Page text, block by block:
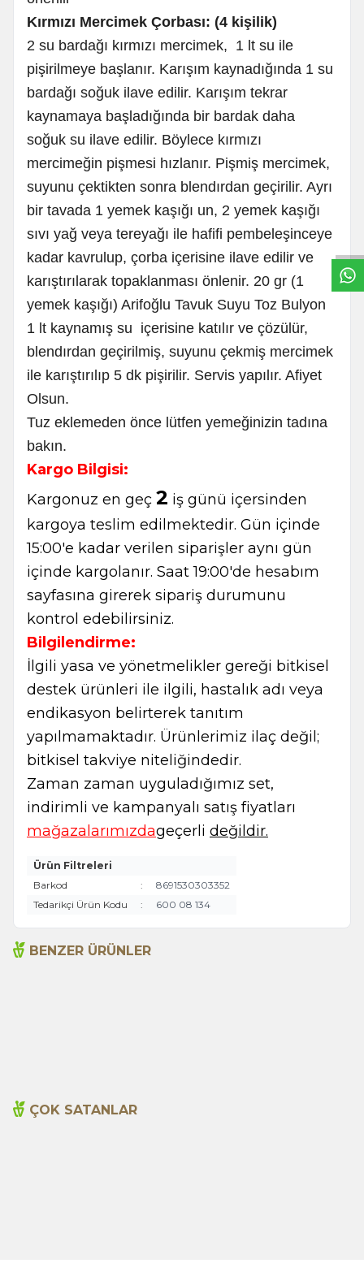
Kırmızı Mercimek Çorbası: (4 kişilik)
2 su bardağı kırmızı mercimek, 1 lt su ile
pişirilmeye başlanır. Karışım kaynadığında 1 su
bardağı soğuk ilave edilir. Karışım tekrar
kaynamaya başladığında bir bardak daha
soğuk su ilave edilir. Böylece kırmızı
mercimeğin pişmesi hızlanır. Pişmiş mercimek,
suyunu çektikten sonra blendırdan geçirilir. Ayrı
bir tavada 1 yemek kaşığı un, 2 yemek kaşığı
sıvı yağ veya tereyağı ile hafifi pembeleşinceye
kadar kavrulup, çorba içerisine ilave edilir ve
karıştırılarak topaklanması önlenir. 20 gr (1
yemek kaşığı) Arifoğlu Tavuk Suyu Toz Bulyon
1 lt kaynamış su içerisine katılır ve çözülür,
blendırdan geçirilmiş, suyunu çekmiş mercimek
ile karıştırılıp 5 dk pişirilir. Servis yapılır. Afiyet
Olsun.
Tuz eklemeden önce lütfen yemeğinizin tadına
bakın.
Kargo Bilgisi:
Kargonuz en geç 2 iş günü içersinden
kargoya teslim edilmektedir. Gün içinde
15:00'e kadar verilen siparişler aynı gün
içinde kargolanır. Saat 19:00'de hesabım
sayfasına girerek sipariş durumunu
kontrol edebilirsiniz.
Bilgilendirme:
İlgili yasa ve yönetmelikler gereği bitkisel
destek ürünleri ile ilgili, hastalık adı veya
endikasyon belirterek tanıtım
yapılmamaktadır. Ürünlerimiz ilaç değil;
bitkisel takviye niteliğindedir.
Zaman zaman uyguladığımız set,
indirimli ve kampanyalı satış fiyatları
mağazalarımızdageçerli değildir.
Ürün Filtreleri
Barkod
:
8691530303352
Tedarikçi Ürün Kodu
: 600 08 134
BENZER ÜRÜNLER
ÇOK SATANLAR